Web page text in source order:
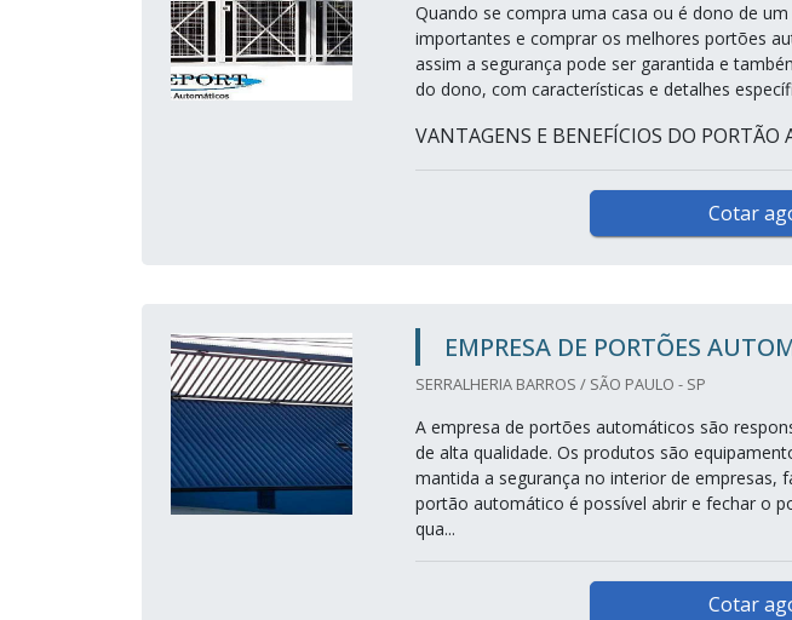
Quando se compra uma casa ou é dono de
importantes e comprar os melhores portões
assim a segurança pode ser garantida e
do dono, com características e detalhes
VANTAGENS E BENEFÍCIOS DO
Cotar
EMPRESA DE PORTÕES
SERRALHERIA BARROS / SÃO PAULO - SP
A empresa de portões automáticos são
de alta qualidade. Os produtos são
mantida a segurança no interior de empresas,
portão automático é possível abrir e fechar o
qua...
Cotar